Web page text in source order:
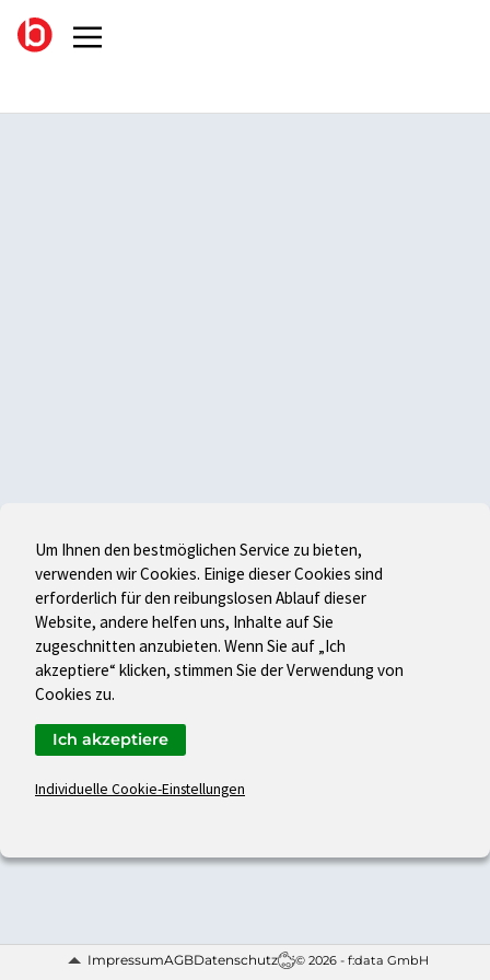
ImpressumAGBDatenschutz © 2026 - f:data GmbH
Um Ihnen den bestmöglichen Service zu bieten,
verwenden wir Cookies. Einige dieser Cookies sind
erforderlich für den reibungslosen Ablauf dieser
Website, andere helfen uns, Inhalte auf Sie
zugeschnitten anzubieten. Wenn Sie auf „Ich
akzeptiere“ klicken, stimmen Sie der Verwendung von
Cookies zu.
Individuelle Cookie-Einstellungen
Ich akzeptiere